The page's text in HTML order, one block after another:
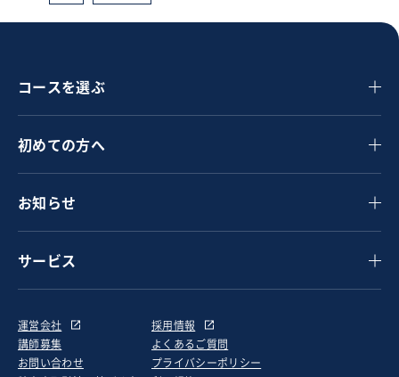
コースを選ぶ
初めての方へ
お知らせ
サービス
運営会社
採用情報
講師募集
よくあるご質問
お問い合わせ
プライバシーポリシー